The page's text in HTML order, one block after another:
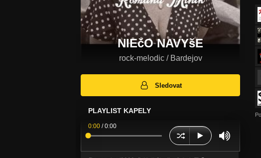
NIEčO NAVYšE
rock-melodic / Bardejov
Sledovat
PLAYLIST KAPELY
0:00 /0:00